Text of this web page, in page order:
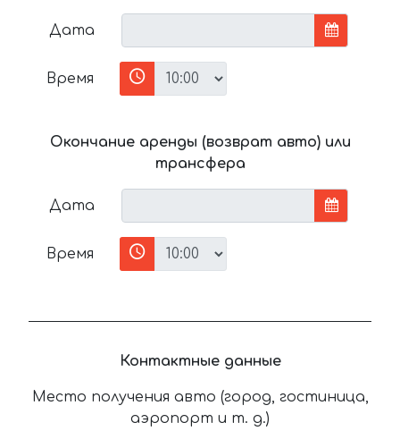
Дата
Время
Окончание аренды (возврат авто) или
трансфера
Дата
Время
Контактные данные
Место получения авто (город, гостиница,
аэропорт и т. д.)